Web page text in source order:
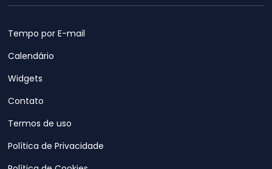
Tempo por E-mail
Calendário
Widgets
Contato
Termos de uso
Política de Privacidade